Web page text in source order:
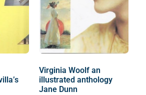
Virginia Woolf an
illustrated anthology
Jane Dunn